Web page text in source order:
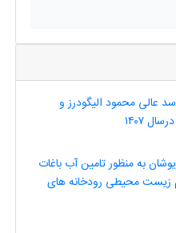
سد عالی محمود الیگودرز و
۱۴۰۷
به منظور تامین آب باغات
محیطی رودخانه های